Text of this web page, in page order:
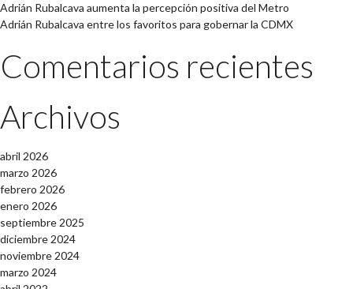
Adrián Rubalcava aumenta la percepción positiva del Metro
Adrián Rubalcava entre los favoritos para gobernar la CDMX
Comentarios recientes
Archivos
abril 2026
marzo 2026
febrero 2026
enero 2026
septiembre 2025
diciembre 2024
noviembre 2024
marzo 2024